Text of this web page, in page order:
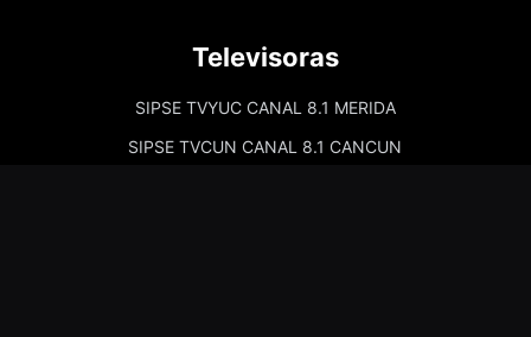
Televisoras
SIPSE TVYUC CANAL 8.1 MERIDA
SIPSE TVCUN CANAL 8.1 CANCUN